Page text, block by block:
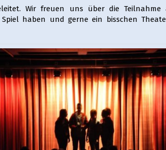
Wir freuen uns über die Teilnahme
haben und gerne ein bisschen